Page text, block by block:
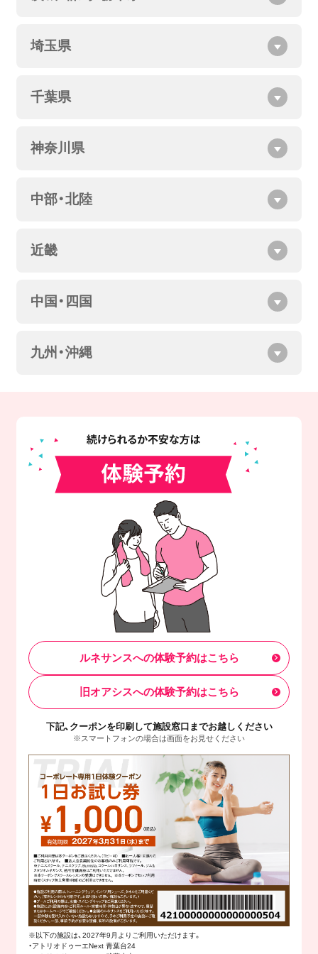
埼玉県
千葉県
神奈川県
中部・北陸
近畿
中国・四国
九州・沖縄
ルネサンスへの体験予約はこちら
旧オアシスへの体験予約はこちら
下記、クーポンを印刷して施設窓口までお越しください
※スマートフォンの場合は画面をお見せください
※以下の施設は、2027年9月よりご利用いただけます。
・アトリオドゥーエNext 青葉台24